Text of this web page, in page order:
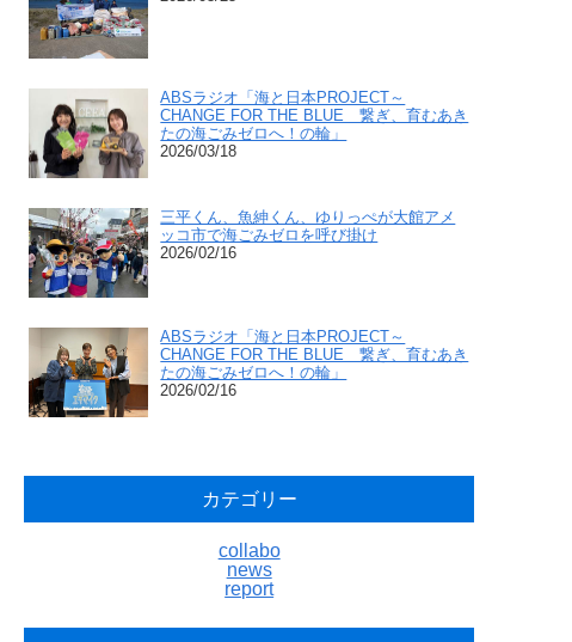
ABSラジオ「海と日本PROJECT～
CHANGE FOR THE BLUE 繋ぎ、育むあき
たの海ごみゼロへ！の輪」
2026/03/18
三平くん、魚紳くん、ゆりっぺが大館アメ
ッコ市で海ごみゼロを呼び掛け
2026/02/16
ABSラジオ「海と日本PROJECT～
CHANGE FOR THE BLUE 繋ぎ、育むあき
たの海ごみゼロへ！の輪」
2026/02/16
カテゴリー
collabo
news
report